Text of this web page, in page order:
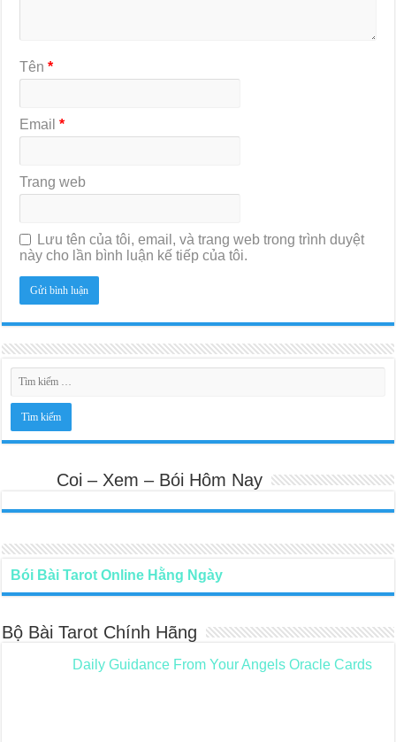
Tên*
Email*
Trang web
Lưu tên của tôi, email, và trang web trong trình duyệt
này cho lần bình luận kế tiếp của tôi.
Coi – Xem – Bói Hôm Nay
Bói Bài Tarot Online Hằng Ngày
Bộ Bài Tarot Chính Hãng
Daily Guidance From Your Angels Oracle Cards